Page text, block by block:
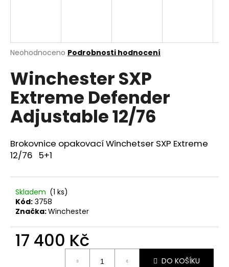
Průměrné
produktu
je
0,0
hvězdiček.
Neohodnoceno Podrobnosti hodnocení
Winchester SXP
Extreme Defender
Adjustable 12/76
Brokovnice opakovací Winchetser SXP Extreme
12/76 5+1
Skladem (1 ks)
Kód: 3758
Značka:Winchester
17 400 Kč
DO KOŠÍKU
í
t
HLEDAT
D
o
o
č